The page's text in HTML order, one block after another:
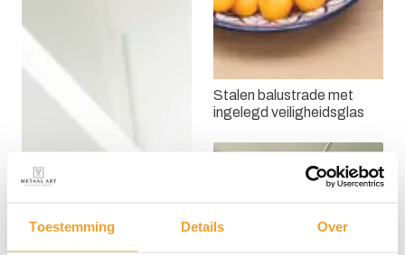
Toestemming Details Over
Stalen balustrade met
ingelegd veiligheidsglas